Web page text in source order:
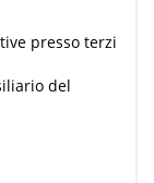
presso terzi
del